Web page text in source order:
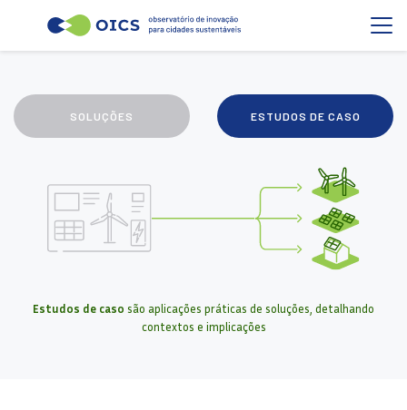
SOLUÇÕES ESTUDOS DE CASO
Estudos de caso são aplicações práticas de soluções, detalhando
contextos e implicações